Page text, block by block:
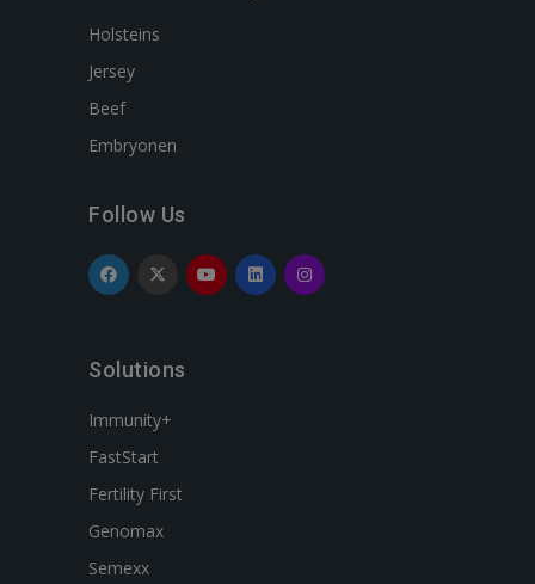
Holsteins
Jersey
Beef
Embryonen
Follow Us
Solutions
Immunity+
FastStart
Fertility First
Genomax
Semexx